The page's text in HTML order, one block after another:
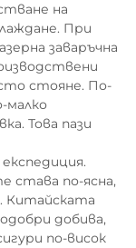
на
При
заваръчна
стояне. По-
малко
Това пази
става по-ясна,
Китайската
добива,
по-висок